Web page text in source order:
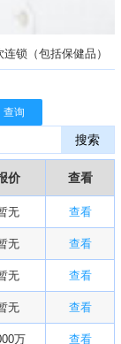
锁（包括保健品）
查询
搜索
价 查看
无 查看
无 查看
无 查看
无 查看
万 查看